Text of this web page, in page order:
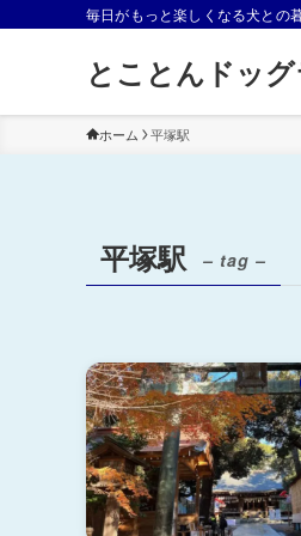
毎日がもっと楽しくなる犬との
とことんドッ
ホーム 平塚駅
平塚駅 – tag –